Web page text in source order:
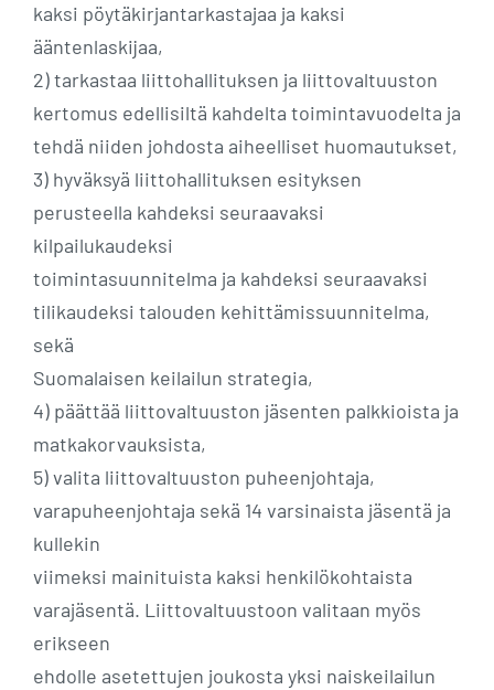
kaksi pöytäkirjantarkastajaa ja kaksi
ääntenlaskijaa,
2) tarkastaa liittohallituksen ja liittovaltuuston
kertomus edellisiltä kahdelta toimintavuodelta ja
tehdä niiden johdosta aiheelliset huomautukset,
3) hyväksyä liittohallituksen esityksen
perusteella kahdeksi seuraavaksi
kilpailukaudeksi
toimintasuunnitelma ja kahdeksi seuraavaksi
tilikaudeksi talouden kehittämissuunnitelma,
sekä
Suomalaisen keilailun strategia,
4) päättää liittovaltuuston jäsenten palkkioista ja
matkakorvauksista,
5) valita liittovaltuuston puheenjohtaja,
varapuheenjohtaja sekä 14 varsinaista jäsentä ja
kullekin
viimeksi mainituista kaksi henkilökohtaista
varajäsentä. Liittovaltuustoon valitaan myös
erikseen
ehdolle asetettujen joukosta yksi naiskeilailun